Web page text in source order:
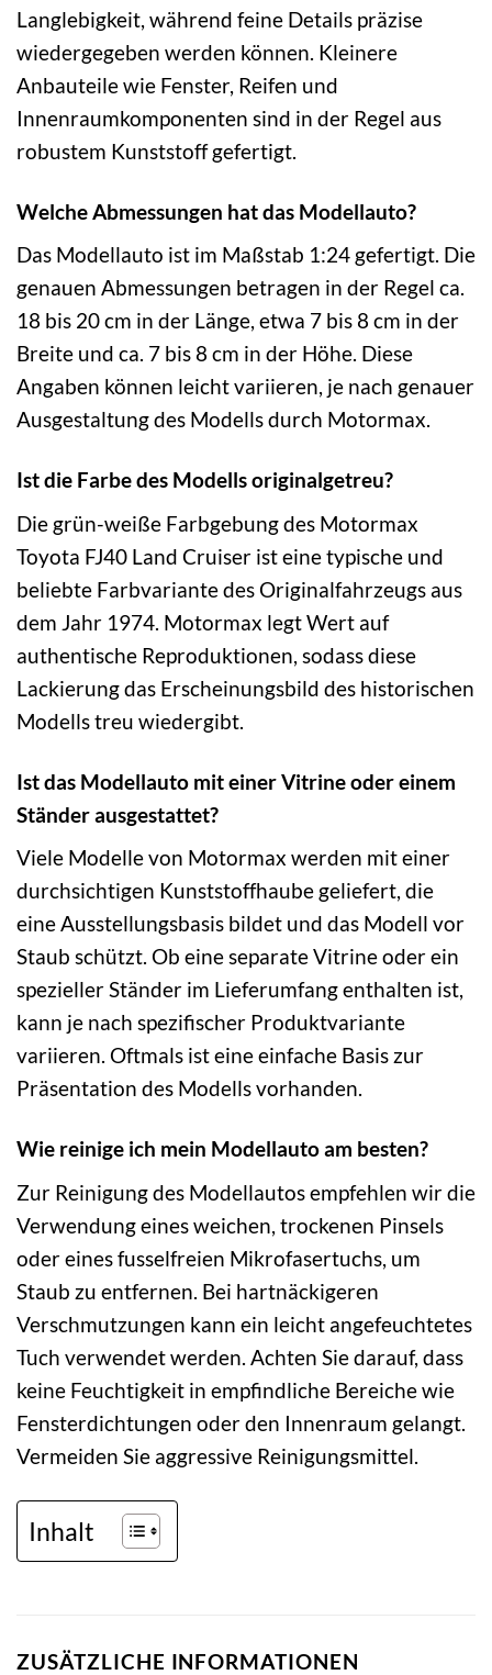
Langlebigkeit, während feine Details präzise
wiedergegeben werden können. Kleinere
Anbauteile wie Fenster, Reifen und
Innenraumkomponenten sind in der Regel aus
robustem Kunststoff gefertigt.
Welche Abmessungen hat das Modellauto?
Das Modellauto ist im Maßstab 1:24 gefertigt. Die
genauen Abmessungen betragen in der Regel ca.
18 bis 20 cm in der Länge, etwa 7 bis 8 cm in der
Breite und ca. 7 bis 8 cm in der Höhe. Diese
Angaben können leicht variieren, je nach genauer
Ausgestaltung des Modells durch Motormax.
Ist die Farbe des Modells originalgetreu?
Die grün-weiße Farbgebung des Motormax
Toyota FJ40 Land Cruiser ist eine typische und
beliebte Farbvariante des Originalfahrzeugs aus
dem Jahr 1974. Motormax legt Wert auf
authentische Reproduktionen, sodass diese
Lackierung das Erscheinungsbild des historischen
Modells treu wiedergibt.
Ist das Modellauto mit einer Vitrine oder einem
Ständer ausgestattet?
Viele Modelle von Motormax werden mit einer
durchsichtigen Kunststoffhaube geliefert, die
eine Ausstellungsbasis bildet und das Modell vor
Staub schützt. Ob eine separate Vitrine oder ein
spezieller Ständer im Lieferumfang enthalten ist,
kann je nach spezifischer Produktvariante
variieren. Oftmals ist eine einfache Basis zur
Präsentation des Modells vorhanden.
Wie reinige ich mein Modellauto am besten?
Zur Reinigung des Modellautos empfehlen wir die
Verwendung eines weichen, trockenen Pinsels
oder eines fusselfreien Mikrofasertuchs, um
Staub zu entfernen. Bei hartnäckigeren
Verschmutzungen kann ein leicht angefeuchtetes
Tuch verwendet werden. Achten Sie darauf, dass
keine Feuchtigkeit in empfindliche Bereiche wie
Fensterdichtungen oder den Innenraum gelangt.
Vermeiden Sie aggressive Reinigungsmittel.
Inhalt
ZUSÄTZLICHE INFORMATIONEN